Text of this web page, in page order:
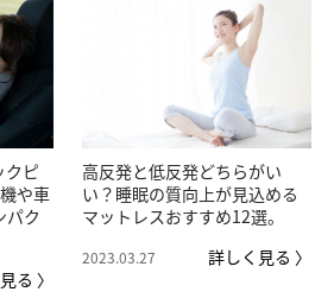
クピ
や車
パク
る 〉
高反発と低反発どちらがい
い？睡眠の質向上が見込める
マットレスおすすめ12選。
2023.03.27 詳しく見る 〉